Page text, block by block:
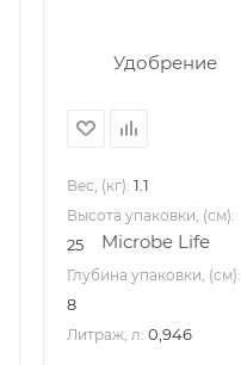
Вес, (кг): 1.1
Высота упаковки, (см):
25
Глубина упаковки, (см):
8
Литраж, л: 0,946